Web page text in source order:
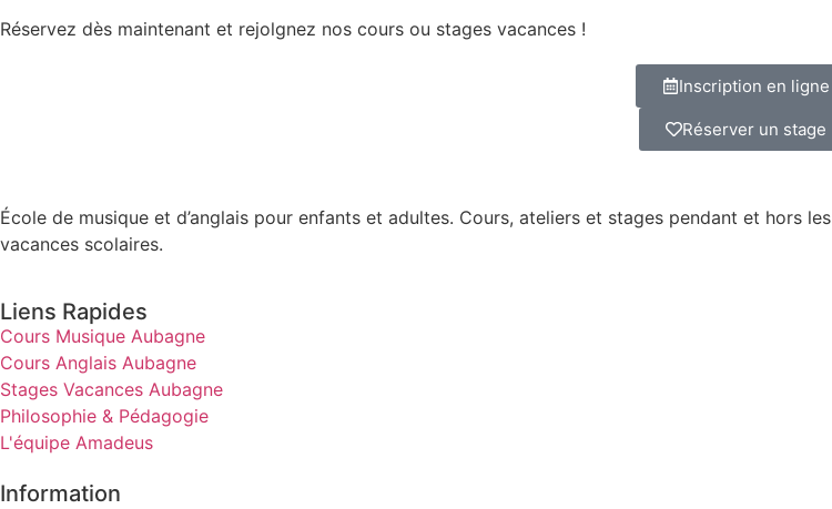
Réservez dès maintenant et rejolgnez nos cours ou stages vacances !
Inscription en ligne
Réserver un stage
École de musique et d’anglais pour enfants et adultes. Cours, ateliers et stages pendant et hors les
vacances scolaires.
Liens Rapides
Cours Musique Aubagne
Cours Anglais Aubagne
Stages Vacances Aubagne
Philosophie & Pédagogie
L'équipe Amadeus
Information